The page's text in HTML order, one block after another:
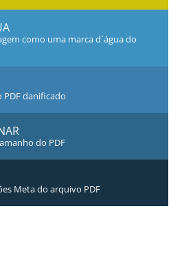
como uma marca d`água do
PDF danificado
do PDF
Meta do arquivo PDF